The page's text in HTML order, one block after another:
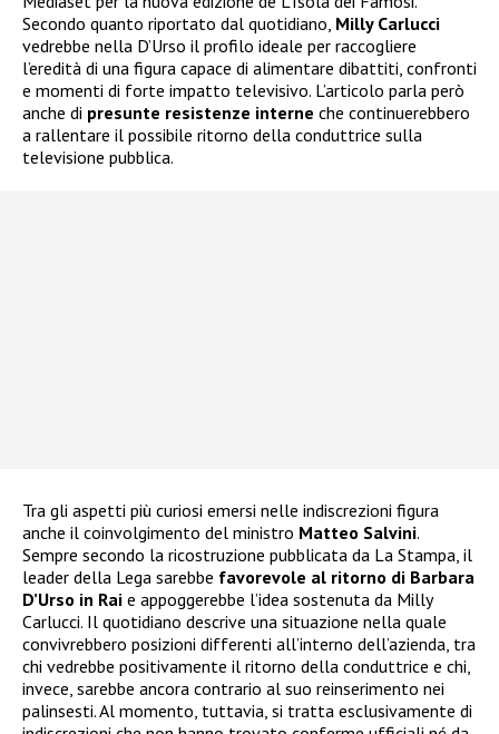
Secondo quanto riportato dal quotidiano, Milly Carlucci
vedrebbe nella D’Urso il profilo ideale per raccogliere
l’eredità di una figura capace di alimentare dibattiti, confronti
e momenti di forte impatto televisivo. L’articolo parla però
anche di presunte resistenze interne che continuerebbero
a rallentare il possibile ritorno della conduttrice sulla
televisione pubblica.
Tra gli aspetti più curiosi emersi nelle indiscrezioni figura
anche il coinvolgimento del ministro Matteo Salvini.
Sempre secondo la ricostruzione pubblicata da La Stampa, il
leader della Lega sarebbe favorevole al ritorno di Barbara
D’Urso in Rai e appoggerebbe l’idea sostenuta da Milly
Carlucci. Il quotidiano descrive una situazione nella quale
convivrebbero posizioni differenti all’interno dell’azienda, tra
chi vedrebbe positivamente il ritorno della conduttrice e chi,
invece, sarebbe ancora contrario al suo reinserimento nei
palinsesti. Al momento, tuttavia, si tratta esclusivamente di